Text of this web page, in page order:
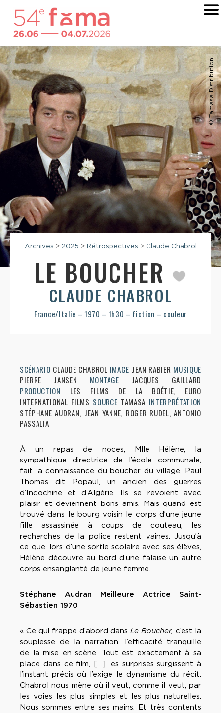
© Tamasa Distribution
Archives > 2025 > Rétrospectives > Claude Chabrol
LE BOUCHER
CLAUDE CHABROL
France/Italie – 1970 – 1h30 – fiction – couleur
SCÉNARIO CLAUDE CHABROL IMAGE JEAN RABIER MUSIQUE
PIERRE JANSEN MONTAGE JACQUES GAILLARD
PRODUCTION LES FILMS DE LA BOÉTIE, EURO
INTERNATIONAL FILMS SOURCE TAMASA INTERPRÉTATION
STÉPHANE AUDRAN, JEAN YANNE, ROGER RUDEL, ANTONIO
PASSALIA
À un repas de noces, Mlle Hélène, la
sympathique directrice de l’école communale,
fait la connaissance du boucher du village, Paul
Thomas dit Popaul, un ancien des guerres
d’Indochine et d’Algérie. Ils se revoient avec
plaisir et deviennent bons amis. Mais quand est
trouvé dans le bourg voisin le corps d’une jeune
fille assassinée à coups de couteau, les
recherches de la police restent vaines. Jusqu’à
ce que, lors d’une sortie scolaire avec ses élèves,
Hélène découvre au bord d’une falaise un autre
corps ensanglanté de jeune femme.
Stéphane Audran Meilleure Actrice Saint-
Sébastien 1970
« Ce qui frappe d’abord dans Le Boucher, c’est la
souplesse de la narration, l’efficacité tranquille
de la mise en scène. Tout est exactement à sa
place dans ce film, […] les surprises surgissent à
l’instant précis où l’exige le dynamisme du récit.
Chabrol nous mène où il veut, comme il veut, par
les voies les plus simples et les plus naturelles.
Nous sommes entre ses mains. Et très contents